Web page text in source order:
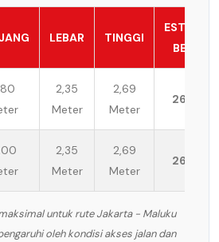
LEBAR TINGGI
ESTIMASI
BEBAN
2,35
Meter
2,69
Meter
26 Ton
2,35
Meter
2,69
Meter
26 Ton
untuk rute Jakarta - Maluku
oleh kondisi akses jalan dan